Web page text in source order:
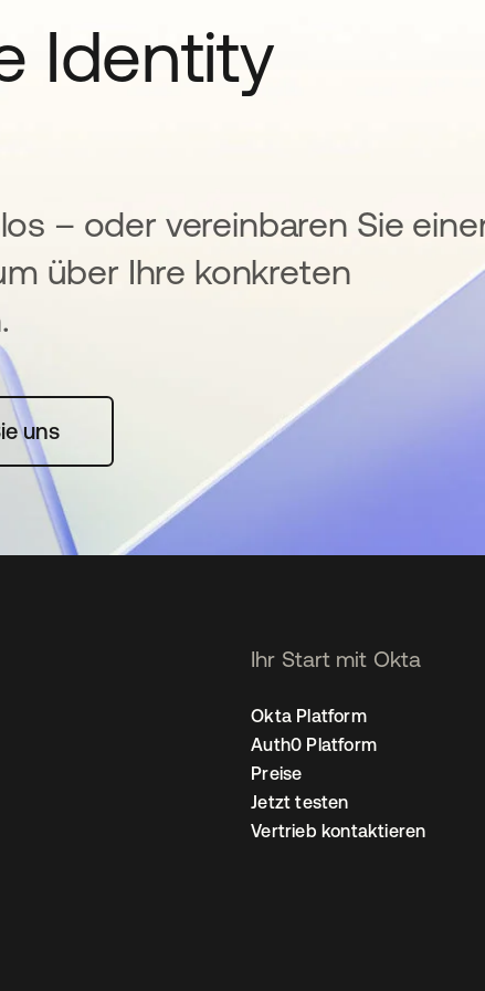
Identity
– oder vereinbaren Sie
über Ihre konkreten
geöffnet
uns
Ihr Start mit Okta
Okta Platform
Auth0 Platform
Preise
Jetzt testen
Vertrieb kontaktieren